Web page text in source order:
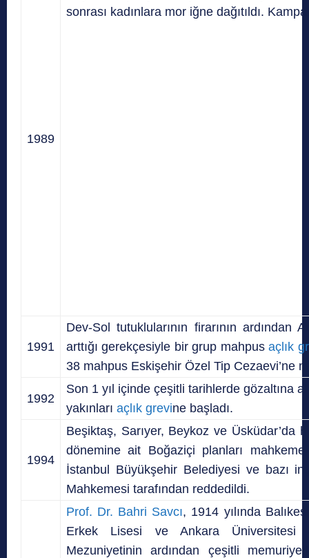
1989
sonrası kadınlara mor iğne dağıtıldı.
1991
Dev-Sol tutuklularının firarının ardından
arttığı gerekçesiyle bir grup mahpusaçlık
38 mahpus Eskişehir Özel Tip Cezaevi’ne
1992
Son 1 yıl içinde çeşitli tarihlerde gözaltına
yakınları açlık grevine başladı.
1994
Beşiktaş, Sarıyer, Beykoz ve Üsküdar’da
dönemine ait Boğaziçi planları
İstanbul Büyükşehir Belediyesi ve bazı
Mahkemesi tarafından reddedildi.
Prof. Dr. Bahri Savcı, 1914 yılında
Erkek Lisesi ve Ankara Üniversitesi
Mezuniyetinin ardından çeşitli